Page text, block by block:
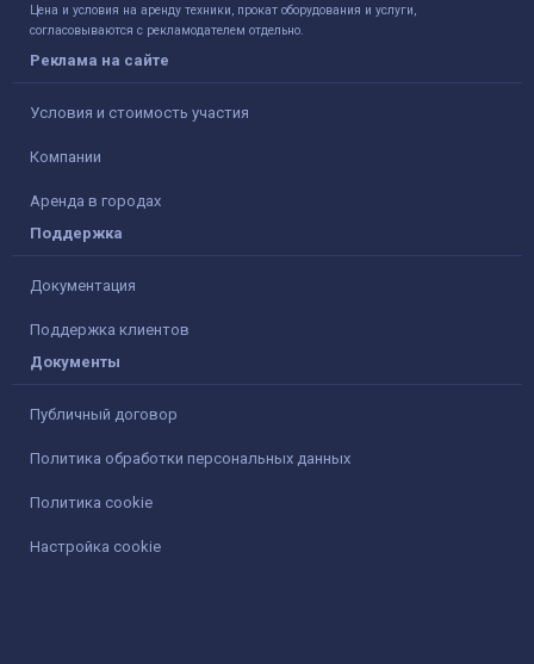
Цена и условия на аренду техники, прокат оборудования и услуги,
согласовываются с рекламодателем отдельно.
Реклама на сайте
Условия и стоимость участия
Компании
Аренда в городах
Поддержка
Документация
Поддержка клиентов
Документы
Публичный договор
Политика обработки персональных данных
Политика cookie
Настройка cookie